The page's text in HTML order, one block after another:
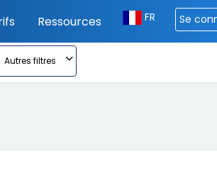
Ressources FR Se
Autres filtres